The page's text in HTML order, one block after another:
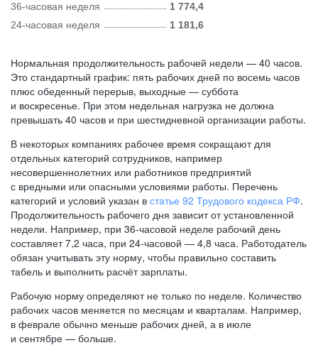
36-часовая неделя
1 774,4
24-часовая неделя
1 181,6
Нормальная продолжительность рабочей недели — 40 часов.
Это стандартный график: пять рабочих дней по восемь часов
плюс обеденный перерыв, выходные — суббота
и воскресенье. При этом недельная нагрузка не должна
превышать 40 часов и при шестидневной организации работы.
В некоторых компаниях рабочее время сокращают для
отдельных категорий сотрудников, например
несовершеннолетних или работников предприятий
с вредными или опасными условиями работы. Перечень
категорий и условий указан в статье 92 Трудового кодекса РФ.
Продолжительность рабочего дня зависит от установленной
недели. Например, при 36-часовой неделе рабочий день
составляет 7,2 часа, при 24-часовой — 4,8 часа. Работодатель
обязан учитывать эту норму, чтобы правильно составить
табель и выполнить расчёт зарплаты.
Рабочую норму определяют не только по неделе. Количество
рабочих часов меняется по месяцам и кварталам. Например,
в феврале обычно меньше рабочих дней, а в июле
и сентябре — больше.